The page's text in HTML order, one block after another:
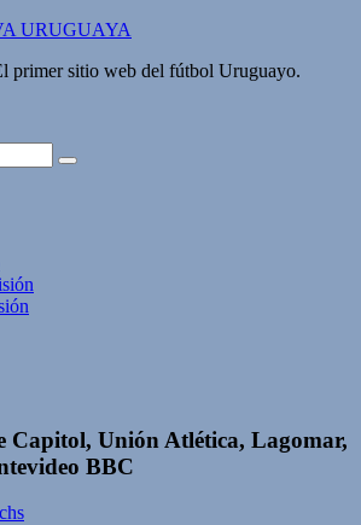
URUGUAYA
primer sitio web del fútbol Uruguayo.
Capitol, Unión Atlética, Lagomar,
BBC